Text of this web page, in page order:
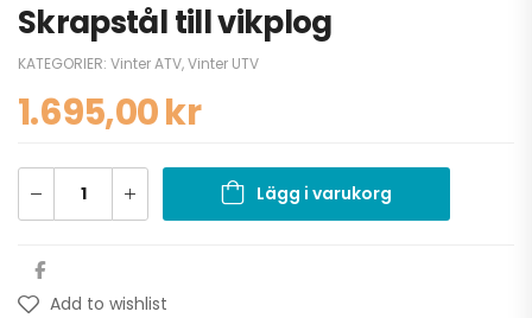
Skrapstål till vikplog
KATEGORIER: Vinter ATV,Vinter UTV
1.695,00kr
Lägg i varukorg
Add to wishlist